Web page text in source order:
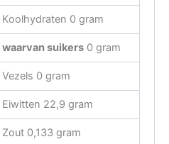
Koolhydraten 0 gram
waarvan suikers 0 gram
Vezels 0 gram
Eiwitten 22,9 gram
Zout 0,133 gram